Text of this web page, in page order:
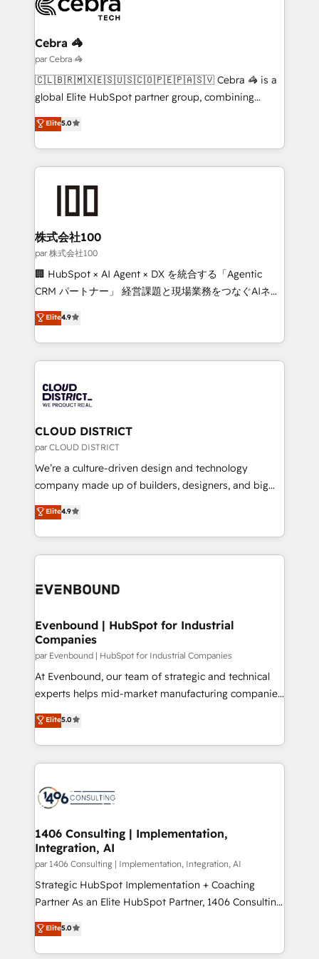
Implementation & Migration · Native & Custom
Reporting & Analytics · GTM Architecture · Sales &
Marketing Enablement If you’re ready to elevate
HubSpot from “just your CRM” to your growth
infrastructure—let’s talk.
Cebra 🦓
par Cebra 🦓
🇨🇱🇧🇷🇲🇽🇪🇸🇺🇸🇨🇴🇵🇪🇵🇦🇸🇻 Cebra 🦓 is a
global Elite HubSpot partner group, combining
technology, marketing and media expertise across
Latin America and Southern Europe, with teams
across 9 countries. Born in Chile, we combine local
insight with international reach to help businesses
grow. For over 12 years, we’ve delivered 500+
solutions that integrate CRM, AI automation, inbound
and loop marketing, content, and digital creativity.
Our multicultural team works in Spanish, Portuguese,
and English to design scalable strategies that drive
measurable growth. 🌎 Highlights: • 10+ years as a
Migration Excellence. • Top 3 Partner of the Year
LATAM 2022, 2023, 2024, 2025. • Partner of the Year
with HubSpot? Let Cebra’s experts help you grow
faster, smarter, and with impact.
Elite5.0
株式会社100
par 株式会社100
🏢 HubSpot × AI Agent × DX を統合する「Agentic
CRM パートナー」 経営課題と現場業務をつなぐAIネイ
ティブ・エージェンシーとして、HubSpot Eliteの実装
力で顧客フロント業務を再設計します。 💡 100inc は何
をする会社か？ HubSpotを共通基盤に、AIエージェン
トを組み込んだ顧客フロント業務（マーケティング・営
ィブ・エージェンシーです。事業部・グループ会社・部
門が分立する組織で、データと業務プロセスのサイロ化
を、CRMを軸とした全社共通基盤に再構築します。意
思決定者・PMO・現場担当者に並走します。 1️⃣
HubSpot導入・活用支援 顧客データの一元化から、
GTMの見える化・自動化まで。全Hub統合運用、デー
2️⃣ AIエージェント組織構築 営業・マーケティング業務
の一部をAIが自律実行する組織への移行を設計・実装。
DX × AI推進のPMO伴走支援 複数部門をまたぐDX×AI変
の統合・浸透・変革管理を実行します。 ▸ CMS戦略設
計・構築：リード獲得・CVR・SEOを前提にした情報設
提供。 ▸ 既存CRM・MAからの移行支援：Salesforce・
Marketo・Pardot等からの移行、カスタム設計、履歴
データ移行と活用設計まで。 ▸ AEO対応：ChatGPT・
か？ ✓ HubSpot Eliteパートナー認定 ✓ HubSpotアワ
ード受賞・HUGリーダー ✓ ISO27001:2022 /
ISO9001:2015 取得 ✓ 400社以上の導入実績 ✓
状整理の壁打ちなど、構想段階からお気軽にお問い合わ
せください。
Elite4.9
CLOUD DISTRICT
par CLOUD DISTRICT
We’re a culture-driven design and technology
company made up of builders, designers, and big
thinkers. We blend strategy, design, and
development—always fueled by curiosity—to turn
ideas, opportunities, and challenges into meaningful
experiences. To us, technology is more than just
and—most importantly—simple. That’s why we lean
products and strategies that actually make a
difference.
Elite4.9
Evenbound | HubSpot for Industrial
Companies
par Evenbound | HubSpot for Industrial Companies
At Evenbound, our team of strategic and technical
experts helps mid-market manufacturing companies
achieve real growth. We specialize in delivering
tailored solutions that drive results by leveraging
HubSpot’s platform and data to fuel success.
Technical Solutions: - HubSpot Technical Consulting -
Onboarding - Data Migration & Integrations -
Technical Audit & Optimization Strategic Solutions: -
Revenue Operations - Inbound Marketing -
Outbound Marketing - HubSpot CMS Website
Design & Development We empower our clients to
reach their full potential by providing transparent,
relationship-driven support. With over 300 HubSpot
technical know-how and strategic guidance you
need to succeed.
Elite5.0
1406 Consulting | Implementation,
Integration, AI
par 1406 Consulting | Implementation, Integration, AI
Strategic HubSpot Implementation + Coaching
Partner As an Elite HubSpot Partner, 1406 Consulting
helps mid-market revenue teams transform how
they sell, market, and serve. We don't just build your
HubSpot—we teach your team to own it, then stay
Elite5.0